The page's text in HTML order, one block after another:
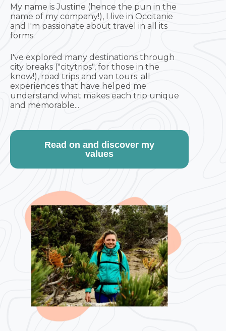
My name is Justine (hence the pun in the
name of my company!), I live in Occitanie
and I'm passionate about travel in all its
forms.
I've explored many destinations through
city breaks ("citytrips", for those in the
know!), road trips and van tours; all
experiences that have helped me
understand what makes each trip unique
and memorable...
Read on and discover my
values